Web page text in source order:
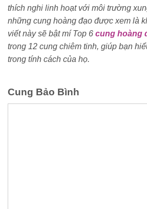
thích nghi linh hoạt với môi trường
những cung hoàng đạo được xem là
viết này sẽ bật mí Top 6 cung hoàng
trong 12 cung chiêm tinh, giúp bạn
trong tính cách của họ.
Cung Bảo Bình